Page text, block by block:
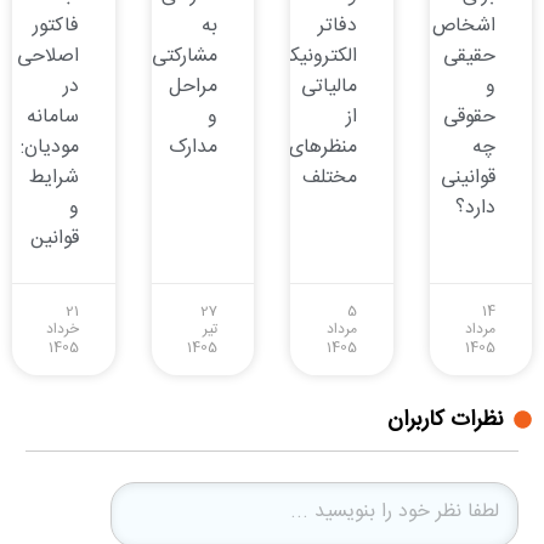
اشخاص
حقیقی
و
حقوقی
چه
قوانینی
دارد؟
14
مرداد
1405
دفاتر
الکترونیکی
مالیاتی
از
منظرهای
مختلف
5
مرداد
1405
به
مشارکتی:
مراحل
و
مدارک
27
تیر
1405
فاکتور
اصلاحی
در
سامانه
مودیان:
شرایط
و
قوانین
21
خرداد
1405
نظرات کاربران